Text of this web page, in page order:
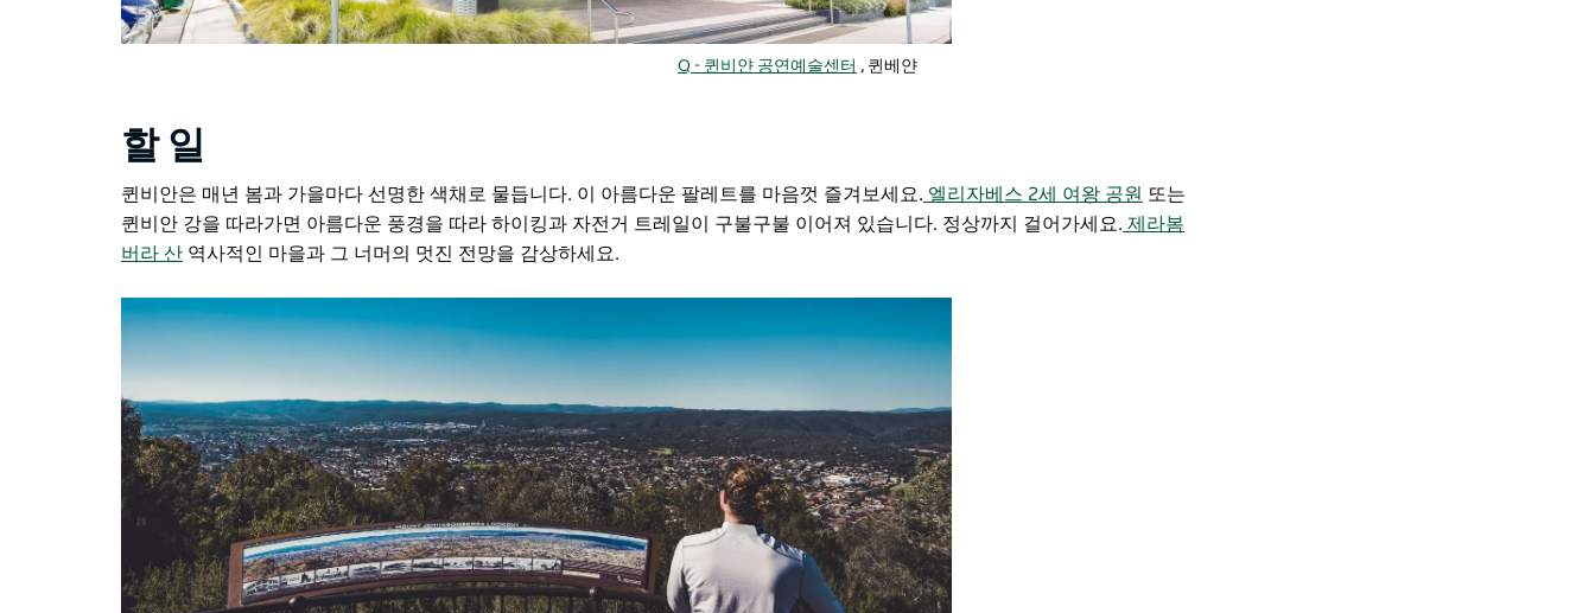
Q - 퀸비얀 공연예술센터 , 퀸베얀
할 일
퀸비안은 매년 봄과 가을마다 선명한 색채로 물듭니다. 이 아름다운 팔레트를 마음껏 즐겨보세요. 엘리자베스 2세 여왕 공원 또는
퀸비안 강을 따라가면 아름다운 풍경을 따라 하이킹과 자전거 트레일이 구불구불 이어져 있습니다. 정상까지 걸어가세요. 제라봄
버라 산 역사적인 마을과 그 너머의 멋진 전망을 감상하세요.